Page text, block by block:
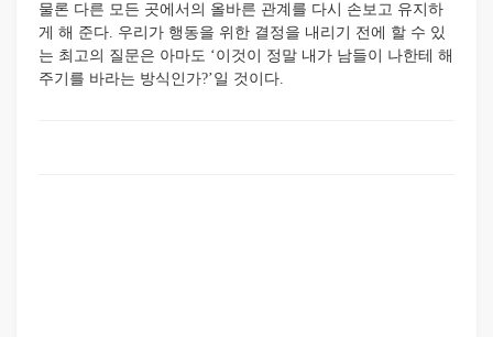
물론 다른 모든 곳에서의 올바른 관계를 다시 손보고 유지하
게 해 준다. 우리가 행동을 위한 결정을 내리기 전에 할 수 있
는 최고의 질문은 아마도 ‘이것이 정말 내가 남들이 나한테 해
주기를 바라는 방식인가?’일 것이다.